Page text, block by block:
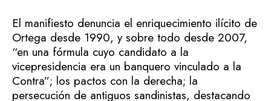
El manifiesto denuncia el enriquecimiento ilícito de
Ortega desde 1990, y sobre todo desde 2007,
“en una fórmula cuyo candidato a la
vicepresidencia era un banquero vinculado a la
Contra”; los pactos con la derecha; la
persecución de antiguos sandinistas, destacando